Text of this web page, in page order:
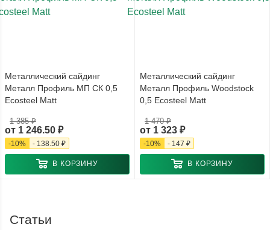
Металлический сайдинг
Металл Профиль МП СК 0,5
Ecosteel Matt
от 1 246.50 ₽
1 385 ₽
-10% - 138.50 ₽
В КОРЗИНУ
Металлический сайдинг
Металл Профиль Woodstock
0,5 Ecosteel Matt
от 1 323 ₽
1 470 ₽
-10% - 147 ₽
В КОРЗИНУ
Статьи